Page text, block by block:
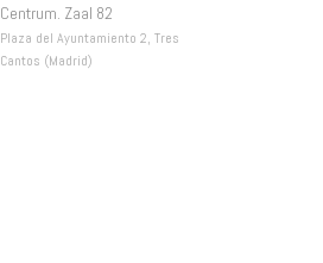
Centrum. Zaal 82
Plaza del Ayuntamiento 2, Tres
Cantos (Madrid)